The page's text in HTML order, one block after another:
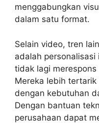
menggabungkan
dalam satu format.
Selain video, tren
adalah personalisasi
tidak lagi
Mereka lebih
dengan kebutuhan
Dengan bantuan
perusahaan dapat